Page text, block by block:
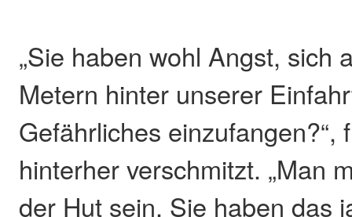
„Sie haben wohl Angst, sich
Metern hinter unserer
Gefährliches einzufangen?“,
hinterher verschmitzt. „Man
der Hut sein. Sie haben das